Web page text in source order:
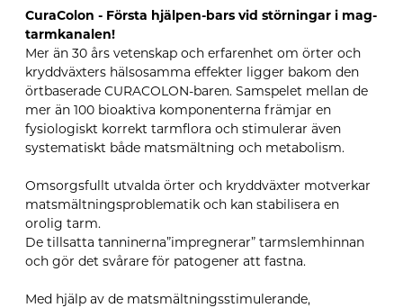
CuraColon - Första hjälpen-bars vid störningar i mag-
tarmkanalen!
Mer än 30 års vetenskap och erfarenhet om örter och
kryddväxters hälsosamma effekter ligger bakom den
örtbaserade CURACOLON-baren. Samspelet mellan de
mer än 100 bioaktiva komponenterna främjar en
fysiologiskt korrekt tarmflora och stimulerar även
systematiskt både matsmältning och metabolism.
Omsorgsfullt utvalda örter och kryddväxter motverkar
matsmältningsproblematik och kan stabilisera en
orolig tarm.
De tillsatta tanninerna”impregnerar” tarmslemhinnan
och gör det svårare för patogener att fastna.
Med hjälp av de matsmältningsstimulerande,